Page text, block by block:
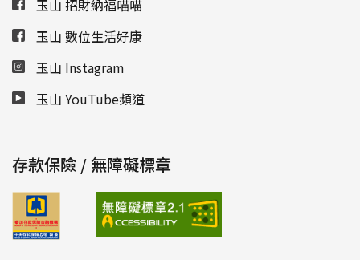
玉山 招財納福喵喵
玉山 數位生活好康
玉山 Instagram
玉山 YouTube頻道
存款保險 / 無障礙標章